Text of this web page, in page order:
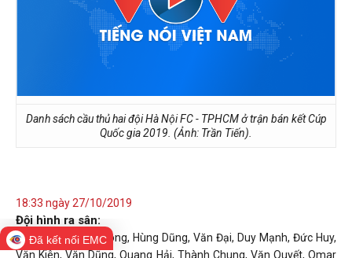
Danh sách cầu thủ hai đội Hà Nội FC - TPHCM ở trận bán kết Cúp
Quốc gia 2019. (Ảnh: Trần Tiến).
18:33 ngày 27/10/2019
Đội hình ra sân:
Hà Nội FC:Minh Long, Hùng Dũng, Văn Đại, Duy Mạnh, Đức Huy,
Văn Kiên, Văn Dũng, Quang Hải, Thành Chung, Văn Quyết, Omar
Đã kết nối EMC